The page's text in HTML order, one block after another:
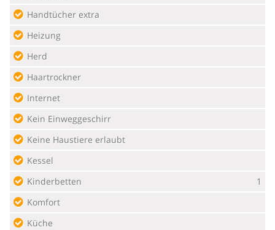
Handtücher extra
Heizung
Herd
Haartrockner
Internet
Kein Einweggeschirr
Keine Haustiere erlaubt
Kessel
Kinderbetten
1
Komfort
Küche